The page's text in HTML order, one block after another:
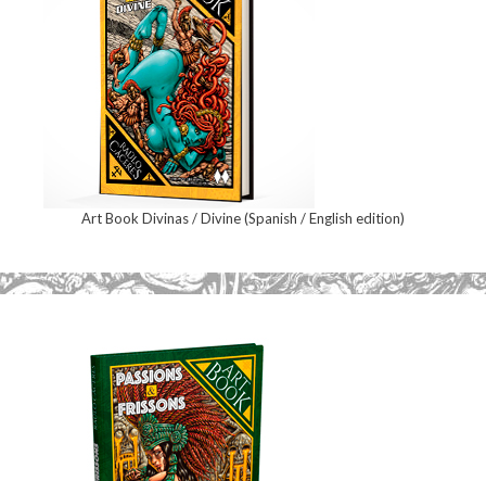
Art Book Divinas / Divine (Spanish / English edition)